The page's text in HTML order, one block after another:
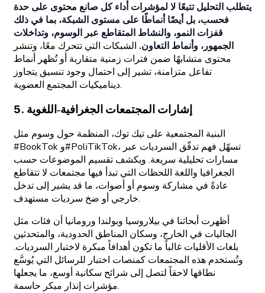
يتطلب التحليل تتبعًا لا لمؤشرات أداء كل صانع محتوى على حدة
فحسب، بل أيضًا أنماطًا على مستوى الشبكة، بما في ذلك
قفزات النمو، والنشاط المتقاطع عبر الوسوم، وتداخلات
الجمهور، وأنماط التعاون. الشبكات التي تتحرك معًا، وتنشر
محتوى متشابهًا ضمن فترات زمنية متقاربة أو تُظهر أنماط
تفاعل متزامنة، تشير إلى احتمال وجود تنسيق يتجاوز
ديناميكيات المجتمع العضوية.
5. إشارات المجتمعات الجغرافية‑اللغوية
البنية المجتمعية على تيك توك، المنظمة حول وسوم مثل
#BookTok و#PoliTikTok، تسهّل فهم تدفّق السرديات عبر
مسارات تحليلية سريعة. ويكشف تقسيم الموضوعات حسب
الجغرافيا واللغة اللحظات التي تبدأ فيها مجتمعات لا تتقاطع
عادةً في مشاركة وسوم أو أصوات، ما قد يشير إلى تدخل
خارجي أو ضخ سرديات مستهدف.
أظهرت أبحاثنا في بيلاروسيا وبولندا ورومانيا أن فئات مثل
الجاليات في الخارج، وسكان المناطق الحدودية، والمتحدثين
بلغات الأقليات غالباً ما تكون أهدافاً مبكرة لاختبار السرديات.
وتُستخدم هذه المجتمعات كمنصات اختبار للرسائل التي يُوسَّع
نطاقها لاحقاً لتصل إلى شرائح سكانية أوسع، ما يجعلها
مؤشرات إنذار مبكر حاسمة.